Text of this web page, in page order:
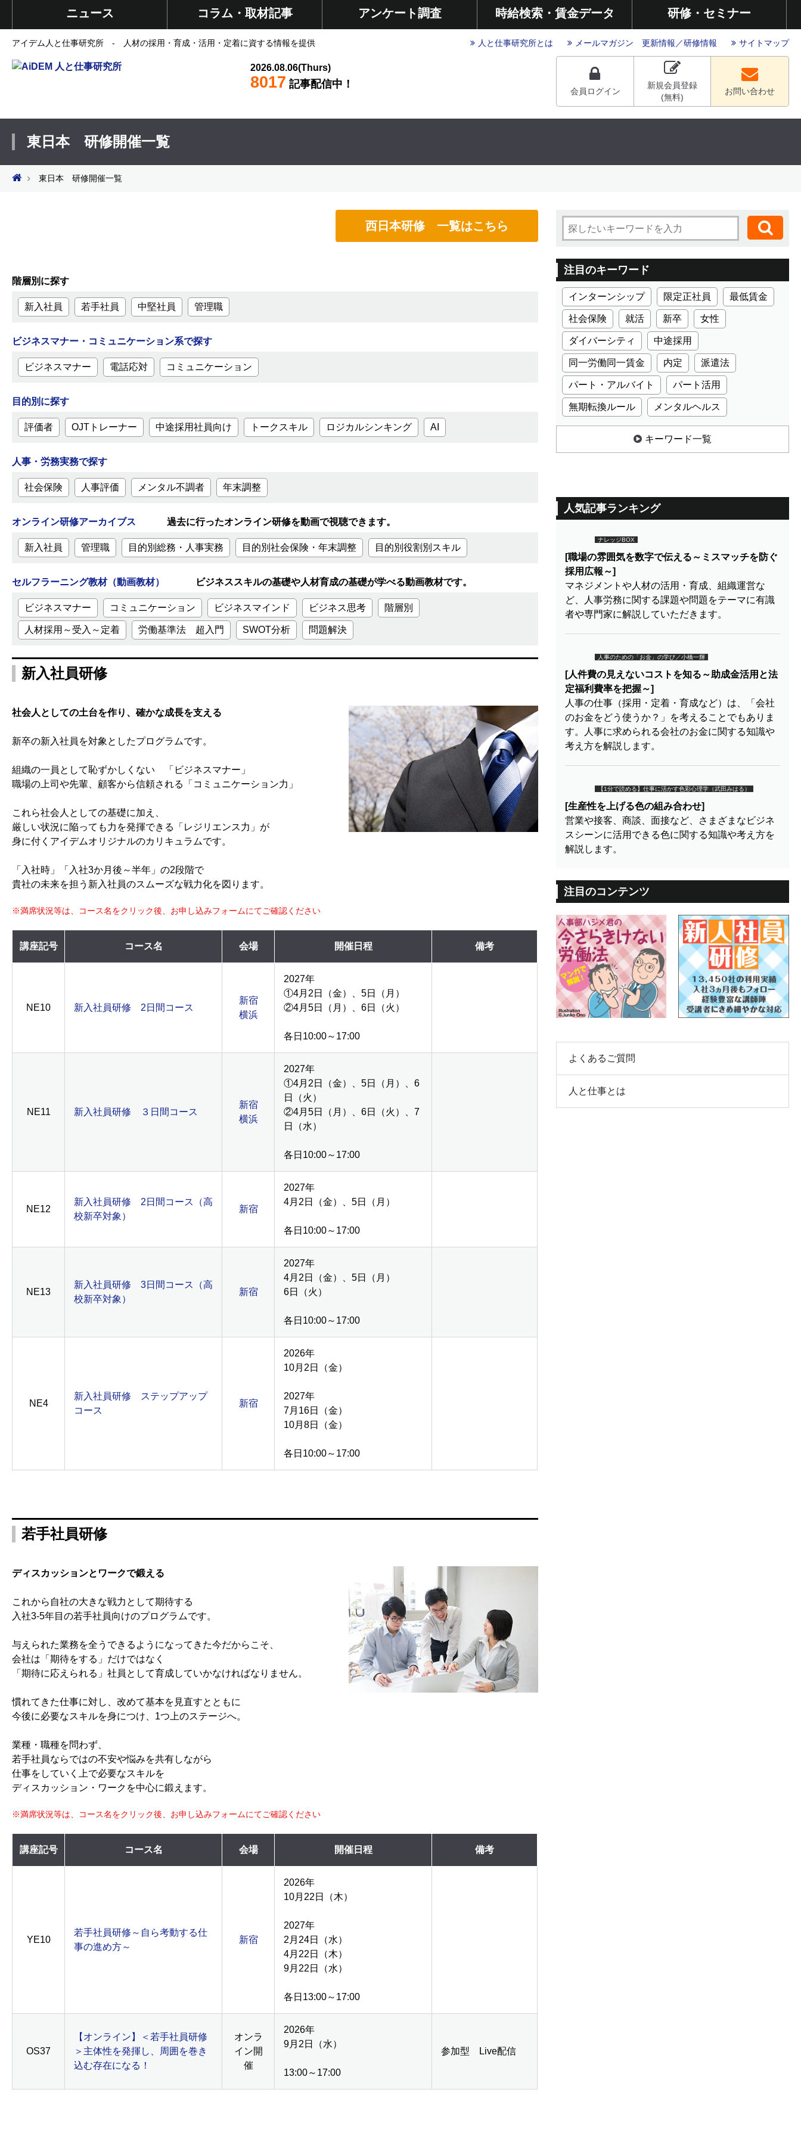
ニュース コラム・取材記事 アンケート調査 時給検索・賃金データ 研修・セミナー
アイデム人と仕事研究所 - 人材の採用・育成・活用・定着に資する情報を提供 人と仕事研究所とは メールマガジン 更新情報 ／研修情報 サイトマップ
2026.08.06(Thurs)
8017 記事配信中！
会員ログイン
新規会員登録
(無料)
お問い合わせ
東日本 研修開催一覧
東日本 研修開催一覧
西日本研修 一覧はこちら
階層別に探す
新入社員 若手社員 中堅社員 管理職
ビジネスマナー・コミュニケーション系で探す
ビジネスマナー 電話応対 コミュニケーション
目的別に探す
評価者 OJTトレーナー 中途採用社員向け トークスキル ロジカルシンキング AI
人事・労務実務で探す
社会保険 人事評価 メンタル不調者 年末調整
オンライン研修アーカイブス 過去に行ったオンライン研修を動画で視聴できます。
新入社員 管理職 目的別総務・人事実務 目的別社会保険・年末調整 目的別役割別スキル
セルフラーニング教材（動画教材） ビジネススキルの基礎や人材育成の基礎が学べる動画教材です。
ビジネスマナー コミュニケーション ビジネスマインド ビジネス思考 階層別
人材採用～受入～定着 労働基準法 超入門 SWOT分析 問題解決
新入社員研修
社会人としての土台を作り、確かな成長を支える
新卒の新入社員を対象としたプログラムです。
組織の一員として恥ずかしくない 「ビジネスマナー」
職場の上司や先輩、顧客から信頼される「コミュニケーション力」
これら社会人としての基礎に加え、
厳しい状況に陥っても力を発揮できる「レジリエンス力」が
身に付くアイデムオリジナルのカリキュラムです。
「入社時」「入社3か月後～半年」の2段階で
貴社の未来を担う新入社員のスムーズな戦力化を図ります。
※満席状況等は、コース名をクリック後、お申し込みフォームにてご確認ください
講座記号 コース名 会場 開催日程 備考
NE10 新入社員研修 2日間コース
新宿
横浜
2027年
①4月2日（金）、5日（月）
②4月5日（月）、6日（火）
各日10:00～17:00
NE11 新入社員研修 ３日間コース
新宿
横浜
2027年
①4月2日（金）、5日（月）、6
日（火）
②4月5日（月）、6日（火）、7
日（水）
各日10:00～17:00
NE12
新入社員研修 2日間コース（高
校新卒対象）
新宿
2027年
4月2日（金）、5日（月）
各日10:00～17:00
NE13
新入社員研修 3日間コース（高
校新卒対象）
新宿
2027年
4月2日（金）、5日（月）
6日（火）
各日10:00～17:00
NE4
新入社員研修 ステップアップ
コース
新宿
2026年
10月2日（金）
2027年
7月16日（金）
10月8日（金）
各日10:00～17:00
若手社員研修
ディスカッションとワークで鍛える
これから自社の大きな戦力として期待する
入社3-5年目の若手社員向けのプログラムです。
与えられた業務を全うできるようになってきた今だからこそ、
会社は「期待をする」だけではなく
「期待に応えられる」社員として育成していかなければなりません。
慣れてきた仕事に対し、改めて基本を見直すとともに
今後に必要なスキルを身につけ、1つ上のステージへ。
業種・職種を問わず、
若手社員ならではの不安や悩みを共有しながら
仕事をしていく上で必要なスキルを
ディスカッション・ワークを中心に鍛えます。
※満席状況等は、コース名をクリック後、お申し込みフォームにてご確認ください
講座記号 コース名 会場 開催日程 備考
YE10
若手社員研修～自ら考動する仕
事の進め方～
新宿
2026年
10月22日（木）
2027年
2月24日（水）
4月22日（木）
9月22日（水）
各日13:00～17:00
OS37
【オンライン】＜若手社員研修
＞主体性を発揮し、周囲を巻き
込む存在になる！
オンラ
イン開
催
2026年
9月2日（水）
13:00～17:00
参加型 Live配信
注目のキーワード
インターンシップ 限定正社員 最低賃金
社会保険 就活 新卒 女性
ダイバーシティ 中途採用
同一労働同一賃金 内定 派遣法
パート・アルバイト パート活用
無期転換ルール メンタルヘルス
キーワード一覧
人気記事ランキング
ナレッジBOX
[職場の雰囲気を数字で伝える～ミスマッチを防ぐ
採用広報～]
マネジメントや人材の活用・育成、組織運営な
ど、人事労務に関する課題や問題をテーマに有識
者や専門家に解説していただきます。
人事のための「お金」の学び／小橋一輝
[人件費の見えないコストを知る～助成金活用と法
定福利費率を把握～]
人事の仕事（採用・定着・育成など）は、「会社
のお金をどう使うか？」を考えることでもありま
す。人事に求められる会社のお金に関する知識や
考え方を解説します。
【1分で読める】仕事に活かす色彩心理学（武田みはる）
[生産性を上げる色の組み合わせ]
営業や接客、商談、面接など、さまざまなビジネ
スシーンに活用できる色に関する知識や考え方を
解説します。
注目のコンテンツ
よくあるご質問
人と仕事とは